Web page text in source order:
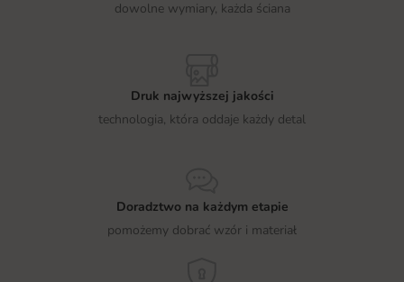
dowolne wymiary, każda ściana
Druk najwyższej jakości
technologia, która oddaje każdy detal
Doradztwo na każdym etapie
pomożemy dobrać wzór i materiał